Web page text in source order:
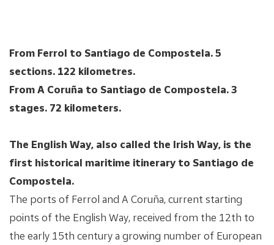
From Ferrol to Santiago de Compostela. 5
sections. 122 kilometres.
From A Coruña to Santiago de Compostela. 3
stages. 72 kilometers.
The English Way, also called the Irish Way, is the
first historical maritime itinerary to Santiago de
Compostela.
The ports of Ferrol and A Coruña, current starting
points of the English Way, received from the 12th to
the early 15th century a growing number of European